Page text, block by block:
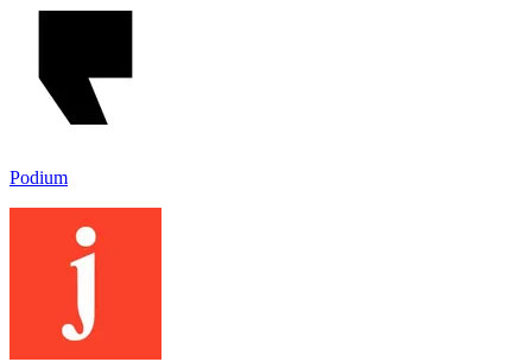
Podium